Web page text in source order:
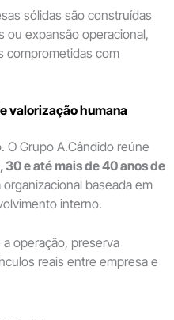
sólidas são construídas
ou expansão operacional,
comprometidas com
valorização humana
O Grupo A.Cândido reúne
30 e até mais de 40 anos de
baseada em
interno.
operação, preserva
reais entre empresa e